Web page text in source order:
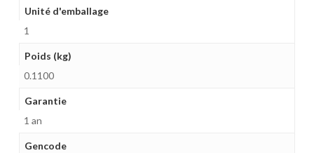
Unité d'emballage
1
Poids (kg)
0.1100
Garantie
1 an
Gencode